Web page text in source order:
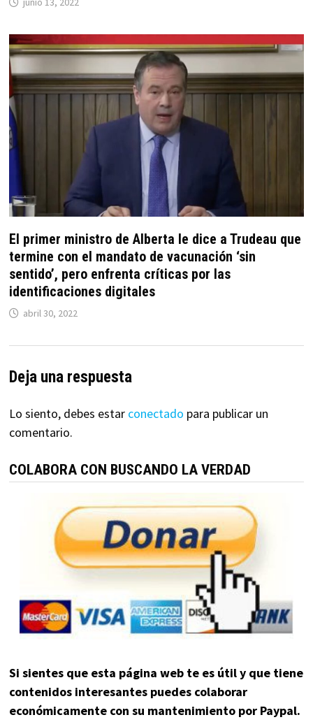
El primer ministro de Alberta le dice a Trudeau que
termine con el mandato de vacunación ‘sin
sentido’, pero enfrenta críticas por las
identificaciones digitales
abril 30, 2022
Deja una respuesta
Lo siento, debes estar conectado para publicar un
comentario.
COLABORA CON BUSCANDO LA VERDAD
Si sientes que esta página web te es útil y que tiene
contenidos interesantes puedes colaborar
económicamente con su mantenimiento por Paypal.